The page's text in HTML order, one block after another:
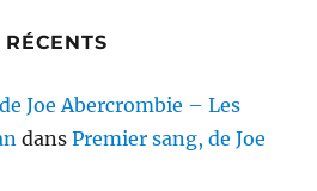
Joe Abercrombie – Les
dansPremier sang, de Joe